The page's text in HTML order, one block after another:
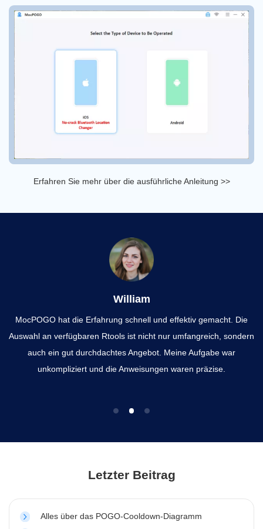
Erfahren Sie mehr über die ausführliche Anleitung >>
William
MocPOGO hat die Erfahrung schnell und effektiv gemacht. Die
Auswahl an verfügbaren Rtools ist nicht nur umfangreich, sondern
auch ein gut durchdachtes Angebot. Meine Aufgabe war
unkompliziert und die Anweisungen waren präzise.
Letzter Beitrag
Alles über das POGO-Cooldown-Diagramm